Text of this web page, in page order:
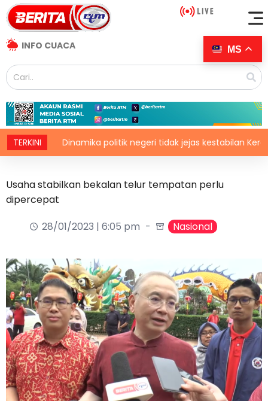
INFO CUACA
TERKINI
Dinamika politik negeri tidak jejas kestabilan Kerajaan
Usaha stabilkan bekalan telur tempatan perlu
dipercepat
28/01/2023 | 6:05 pm
Nasional
MS